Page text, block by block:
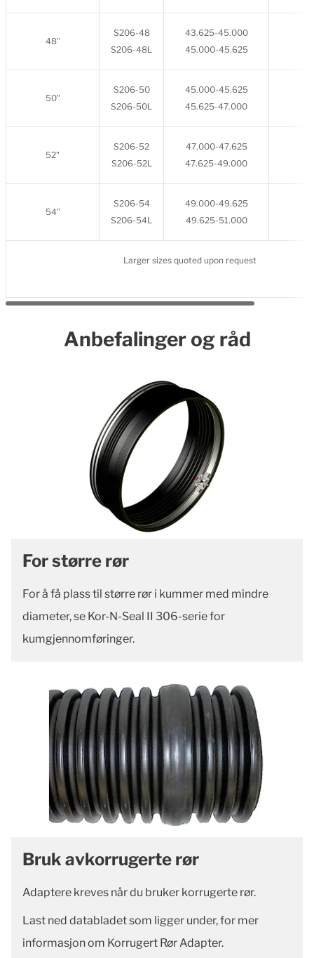
48"
S206-48
S206-48L
43.625-45.000
45.000-45.625
50"
S206-50
S206-50L
45.000-45.625
45.625-47.000
52"
S206-52
S206-52L
47.000-47.625
47.625-49.000
54"
S206-54
S206-54L
49.000-49.625
49.625-51.000
Larger sizes quoted upon request
Anbefalinger og råd
For større rør
For å få plass til større rør i kummer med mindre
diameter, se Kor-N-Seal II 306-serie for
kumgjennomføringer.
Bruk avkorrugerte rør
Adaptere kreves når du bruker korrugerte rør.
Last ned databladet som ligger under, for mer
informasjon om Korrugert Rør Adapter.